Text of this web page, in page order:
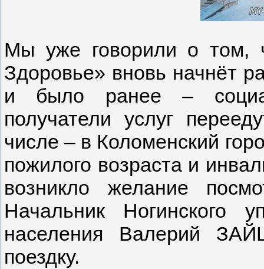
Мы уже говорили о том,
Здоровье» вновь начнёт
и было ранее –
получатели услуг
числе – в Коломенский
пожилого возраста и
возникло желание
Начальник Ногинского
населения Валерий
поездку.